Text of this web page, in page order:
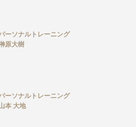
ーソナルトレーニング
原大樹
ーソナルトレーニング
本 大地